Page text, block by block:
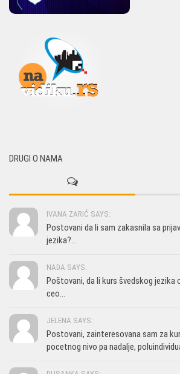
DRUGI O NAMA
IVANA ZARIĆ SAYS:
Postovani da li sam zakasnila sa
jezika?...
NADA SAYS:
Poštovani, da li kurs švedskog jezika
ceo...
JELENA SAYS:
Postovani, zainteresovana sam za
pocetnog nivo pa nadalje,